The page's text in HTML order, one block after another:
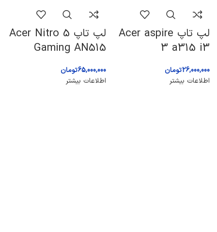
لپ تاپ Acer aspire
3 a315 i3
26,000,000تومان
اطلاعات بیشتر
لپ تاپ Acer Nitro 5
Gaming AN515
65,000,000تومان
اطلاعات بیشتر